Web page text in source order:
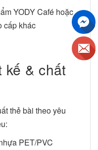
YODY Café hoặc
cấp khác
kế & chất
thẻ bài theo yêu
PET/PVC